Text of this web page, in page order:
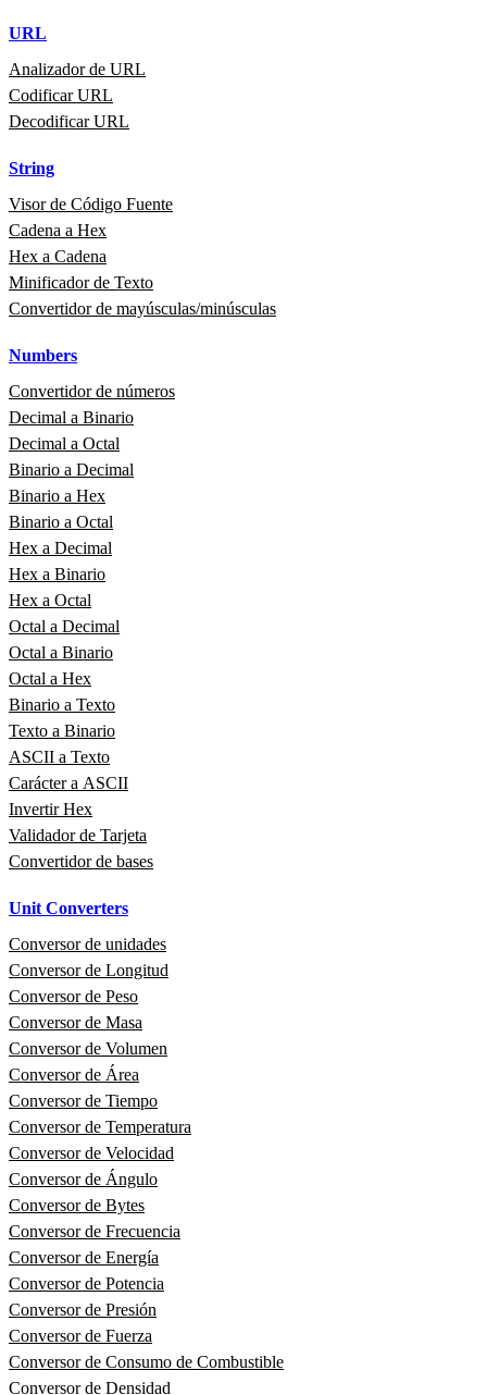
URL
Analizador de URL
Codificar URL
Decodificar URL
String
Visor de Código Fuente
Cadena a Hex
Hex a Cadena
Minificador de Texto
Convertidor de mayúsculas/minúsculas
Numbers
Convertidor de números
Decimal a Binario
Decimal a Octal
Binario a Decimal
Binario a Hex
Binario a Octal
Hex a Decimal
Hex a Binario
Hex a Octal
Octal a Decimal
Octal a Binario
Octal a Hex
Binario a Texto
Texto a Binario
ASCII a Texto
Carácter a ASCII
Invertir Hex
Validador de Tarjeta
Convertidor de bases
Unit Converters
Conversor de unidades
Conversor de Longitud
Conversor de Peso
Conversor de Masa
Conversor de Volumen
Conversor de Área
Conversor de Tiempo
Conversor de Temperatura
Conversor de Velocidad
Conversor de Ángulo
Conversor de Bytes
Conversor de Frecuencia
Conversor de Energía
Conversor de Potencia
Conversor de Presión
Conversor de Fuerza
Conversor de Consumo de Combustible
Conversor de Densidad